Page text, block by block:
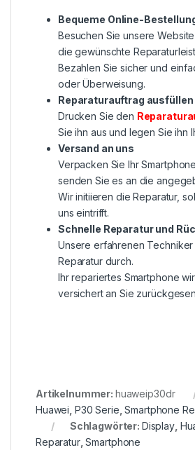
Bequeme Online-
Besuchen Sie unsere
die gewünschte
Bezahlen Sie sicher und
oder Überweisung.
Reparaturauftrag ausfüllen
Drucken Sie den
Sie ihn aus und legen Sie ihn
Versand an uns
Verpacken Sie Ihr
senden Sie es an die
Wir initiieren die Reparatur,
uns eintrifft.
Schnelle Reparatur und
Unsere erfahrenen
Reparatur durch.
Ihr repariertes Smartphone
versichert an Sie
Artikelnummer: huaweip30dr
Huawei P30 Serie ,Smartphone
Schlagwörter: Display,
Reparatur,Smartphone